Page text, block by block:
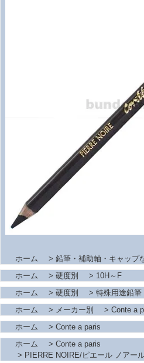
ホーム > 鉛筆・補助軸・キャップ
ホーム
> 硬度別 > 10H～F
ホーム
> 硬度別 > 特殊用途鉛筆
ホーム
> メーカー別 > Conte a
ホーム
> Conte a paris
ホーム
> Conte a paris
> PIERRE NOIRE/ピエール ノアー